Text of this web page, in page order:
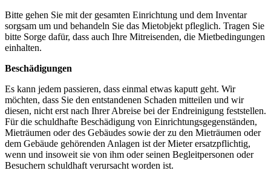
Bitte gehen Sie mit der gesamten Einrichtung und dem Inventar
sorgsam um und behandeln Sie das Mietobjekt pfleglich. Tragen Sie
bitte Sorge dafür, dass auch Ihre Mitreisenden, die Mietbedingungen
einhalten.
Beschädigungen
Es kann jedem passieren, dass einmal etwas kaputt geht. Wir
möchten, dass Sie den entstandenen Schaden mitteilen und wir
diesen, nicht erst nach Ihrer Abreise bei der Endreinigung feststellen.
Für die schuldhafte Beschädigung von Einrichtungsgegenständen,
Mieträumen oder des Gebäudes sowie der zu den Mieträumen oder
dem Gebäude gehörenden Anlagen ist der Mieter ersatzpflichtig,
wenn und insoweit sie von ihm oder seinen Begleitpersonen oder
Besuchern schuldhaft verursacht worden ist.